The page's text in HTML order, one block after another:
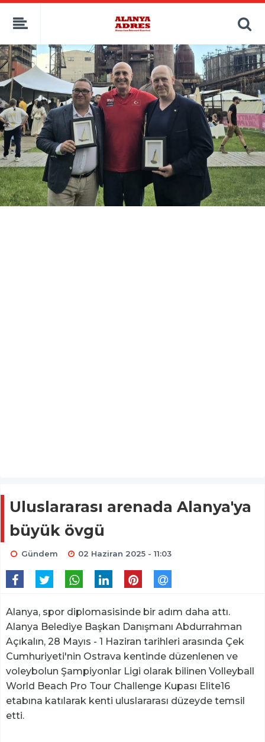
kaçak bahis
deneme bonusu
canlı bahis siteleri
deneme bonusu veren siteler
bahis siteleri
porno izle
Uluslararası arenada Alanya'ya
büyük övgü
Gündem 02 Haziran 2025 - 11:03
Alanya, spor diplomasisinde bir adım daha attı.
Alanya Belediye Başkan Danışmanı Abdurrahman
Açıkalın, 28 Mayıs - 1 Haziran tarihleri arasında Çek
Cumhuriyeti'nin Ostrava kentinde düzenlenen ve
voleybolun Şampiyonlar Ligi olarak bilinen Volleyball
World Beach Pro Tour Challenge Kupası Elite16
etabına katılarak kenti uluslararası düzeyde temsil
etti.